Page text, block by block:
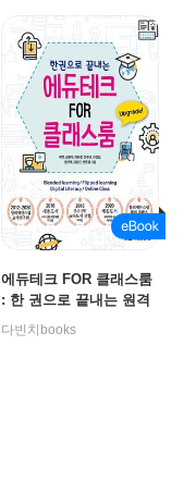
에듀테크 FOR 클래스룸
: 한 권으로 끝내는 원격
의 모든 것
다빈치books